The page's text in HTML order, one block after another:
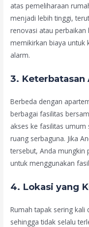
atas pemeliharaan
menjadi lebih tinggi,
renovasi atau perbaikan
memikirkan biaya untuk
alarm.
3. Keterbatasan
Berbeda dengan
berbagai fasilitas
akses ke fasilitas
ruang serbaguna. Jika
tersebut, Anda mungkin
untuk menggunakan
4. Lokasi yang
Rumah tapak sering kali
sehingga tidak selalu